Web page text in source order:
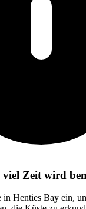
viel Zeit wird
in Henties Bay ein,